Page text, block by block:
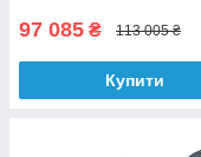
97 085 ₴ 113 005 ₴
Купити